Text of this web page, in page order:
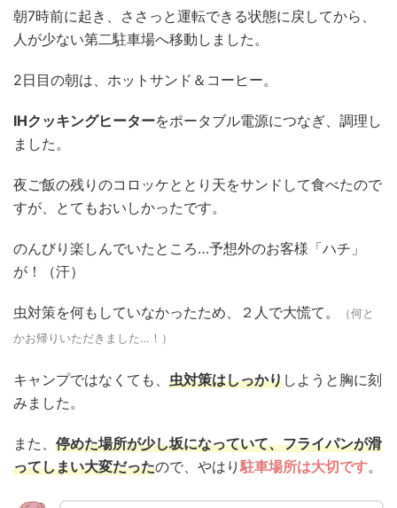
朝7時前に起き、ささっと運転できる状態に戻してから、
人が少ない第二駐車場へ移動しました。
2日目の朝は、ホットサンド＆コーヒー。
IHクッキングヒーターをポータブル電源につなぎ、調理し
ました。
夜ご飯の残りのコロッケととり天をサンドして食べたので
すが、とてもおいしかったです。
のんびり楽しんでいたところ…予想外のお客様「ハチ」
が！（汗）
虫対策を何もしていなかったため、２人で大慌て。
（何と
かお帰りいただきました…！）
キャンプではなくても、 虫対策はしっかりしようと胸に刻
みました。
また、 停めた場所が少し坂になっていて、フライパンが滑
ってしまい大変だったので、やはり駐車場所は大切です。